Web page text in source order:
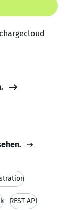
REST API